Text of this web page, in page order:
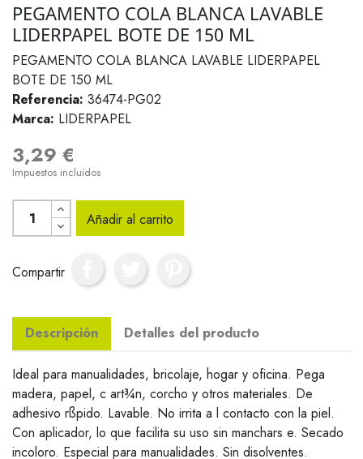
PEGAMENTO COLA BLANCA LAVABLE
LIDERPAPEL BOTE DE 150 ML
PEGAMENTO COLA BLANCA LAVABLE LIDERPAPEL
BOTE DE 150 ML
Referencia: 36474-PG02
Marca: LIDERPAPEL
3,29 €
Impuestos incluidos
Añadir al carrito
Compartir
Descripción Detalles del producto
Ideal para manualidades, bricolaje, hogar y oficina. Pega
madera, papel, c art¾n, corcho y otros materiales. De
adhesivo rßpido. Lavable. No irrita a l contacto con la piel.
Con aplicador, lo que facilita su uso sin manchars e. Secado
incoloro. Especial para manualidades. Sin disolventes.